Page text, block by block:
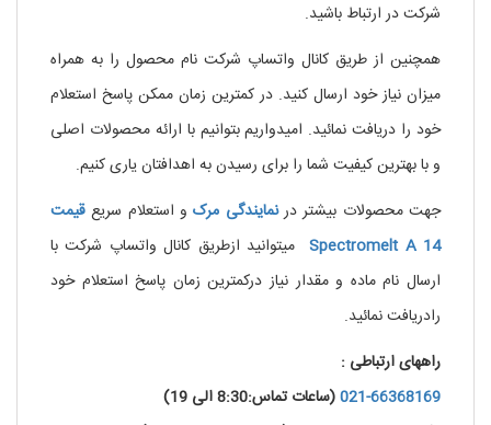
شرکت در ارتباط باشید.
همچنین از طریق کانال واتساپ شرکت نام محصول را به همراه
میزان نیاز خود ارسال کنید. در کمترین زمان ممکن پاسخ استعلام
خود را دریافت نمائید. امیدواریم بتوانیم با ارائه محصولات اصلی
و با بهترین کیفیت شما را برای رسیدن به اهدافتان یاری کنیم.
جهت محصولات بیشتر درنمایندگی مرکو استعلام سریع قیمت
Spectromelt A 14 میتوانید ازطریق کانال واتساپ شرکت با
ارسال نام ماده و مقدار نیاز درکمترین زمان پاسخ استعلام خود
رادریافت نمائید.
راههای ارتباطی :
021-66368169(ساعات تماس:8:30 الی 19)